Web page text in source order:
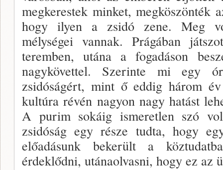
megkerestek minket, megköszönték
hogy ilyen a zsidó zene. Meg
mélységei vannak. Prágában
teremben, utána a fogadáson
nagykövettel. Szerinte mi egy
zsidóságért, mint ő eddig három
kultúra révén nagyon nagy hatást
A purim sokáig ismeretlen szó
zsidóság egy része tudta, hogy
előadá­sunk bekerült a
érdeklődni, utánaolvasni, hogy ez az